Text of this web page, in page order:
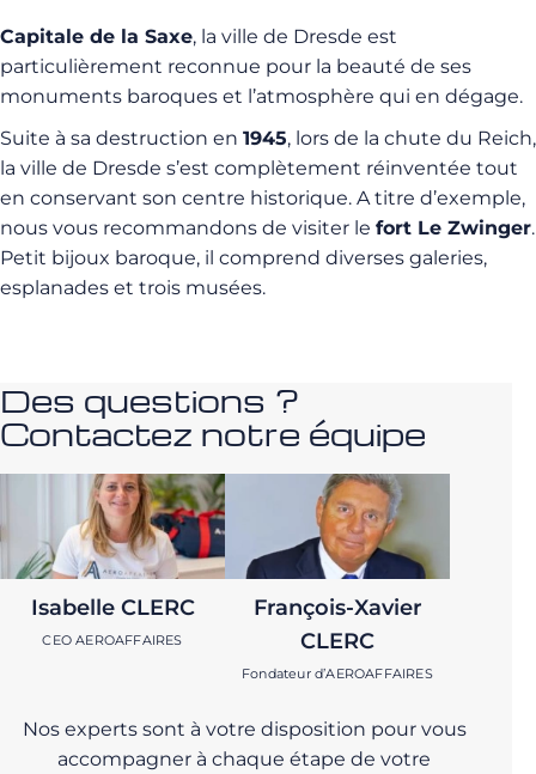
Capitale de la Saxe, la ville de Dresde est
particulièrement reconnue pour la beauté de ses
monuments baroques et l’atmosphère qui en dégage.
Suite à sa destruction en 1945, lors de la chute du Reich,
la ville de Dresde s’est complètement réinventée tout
en conservant son centre historique. A titre d’exemple,
nous vous recommandons de visiter le fort Le Zwinger.
Petit bijoux baroque, il comprend diverses galeries,
esplanades et trois musées.
Des questions ?
Contactez notre équipe
Isabelle CLERC
CEO AEROAFFAIRES
François-Xavier
CLERC
Fondateur d’AEROAFFAIRES
Nos experts sont à votre disposition pour vous
accompagner à chaque étape de votre